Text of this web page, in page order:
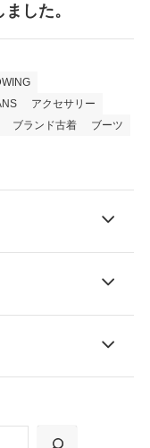
した。
アクセサリー
ブランド古着
ブーツ